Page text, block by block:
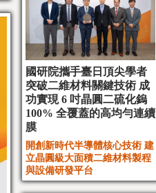
國研院攜手臺日頂尖學者
突破二維材料關鍵技術 成
功實現 6 吋晶圓二硫化鎢
100% 全覆蓋的高均勻連續
膜
開創新時代半導體核心技術 建
立晶圓級大面積二維材料製程
與設備研發平台